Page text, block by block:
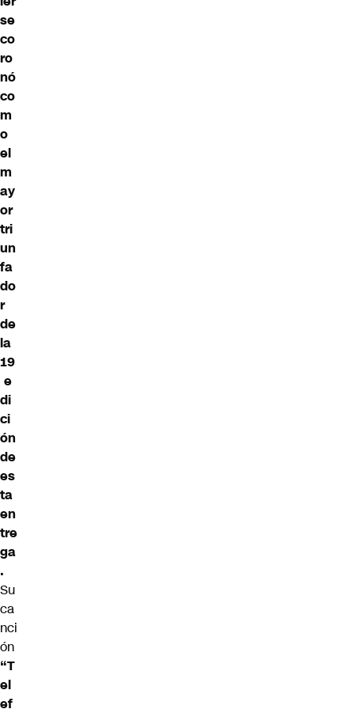
se
co
ro
nó
co
m
o
el
m
ay
or
tri
un
fa
do
r
de
la
19
e
di
ci
ón
de
es
ta
en
tre
ga
.
Su
ca
nci
ón
“T
el
ef